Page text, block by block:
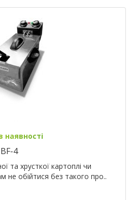
наявності
4
та хрусткої картоплі чи
не обійтися без такого про..